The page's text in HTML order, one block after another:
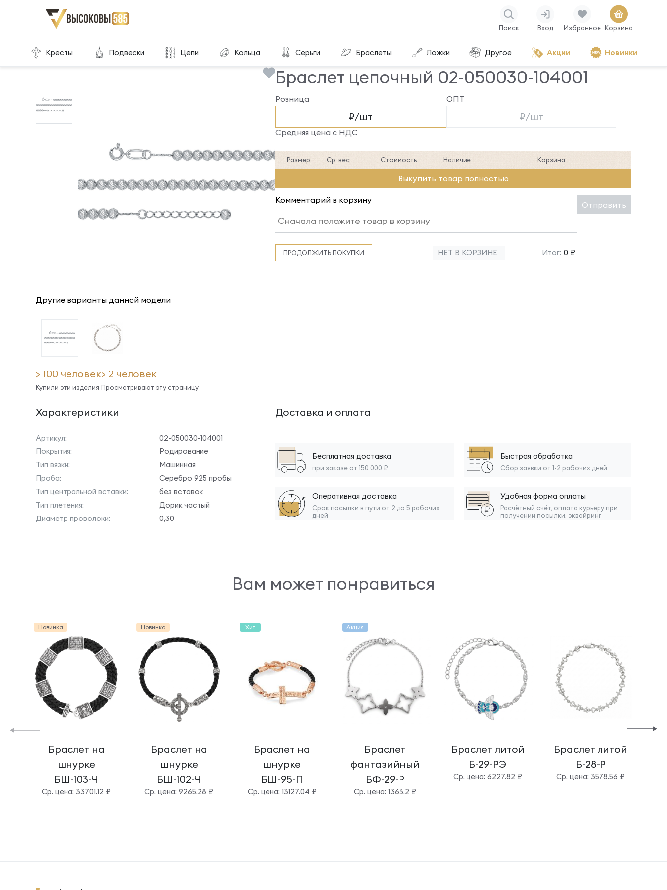
Поиск Вход Избранное Корзина
Кресты Подвески Цепи Кольца Серьги Браслеты Ложки Другое Акции Новинки
Главная Склад готовой продукции Браслет цепочный 02-050030-104001
Другие варианты данной модели
> 100 человек
Купили эти изделия
> 2 человек
Просматривают эту страницу
Браслет цепочный 02-050030-104001
Розница
₽/шт
ОПТ
₽/шт
Средняя цена с НДС
Размер Ср. вес Стоимость Наличие Корзина
Выкупить товар полностью
Комментарий в корзину Отправить
ПРОДОЛЖИТЬ ПОКУПКИ НЕТ В КОРЗИНЕ Итог: 0 ₽
Характеристики
Артикул:
02-050030-104001
Покрытия:
Родирование
Тип вязки:
Машинная
Проба:
Серебро 925 пробы
Тип центральной вставки:
без вставок
Тип плетения:
Дорик частый
Диаметр проволоки:
0,30
Доставка и оплата
Бесплатная доставка
при заказе от 150 000 ₽
Быстрая обработка
Сбор заявки от 1-2 рабочих дней
Оперативная доставка
Срок посылки в пути от 2 до 5 рабочих
дней
Удобная форма оплаты
Расчётный счёт, оплата курьеру при
получении посылки, эквайринг
Вам может понравиться
Новинка
Браслет на
шнурке
БШ-103-Ч
Cр. цена: 33701.12 ₽
Новинка
Браслет на
шнурке
БШ-102-Ч
Cр. цена: 9265.28 ₽
Хит
Браслет на
шнурке
БШ-95-П
Cр. цена: 13127.04 ₽
Акция
Браслет
фантазийный
БФ-29-Р
Cр. цена: 1363.2 ₽
Браслет литой
Б-29-РЭ
Cр. цена: 6227.82 ₽
Браслет литой
Б-28-Р
Cр. цена: 3578.56 ₽